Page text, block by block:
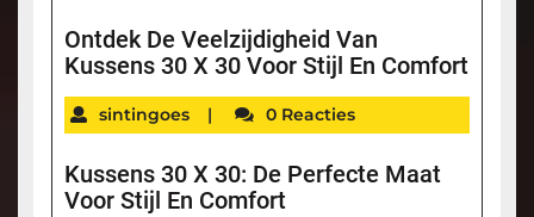
Ontdek De Veelzijdigheid Van
Kussens 30 X 30 Voor Stijl En Comfort
sintingoes | 0 Reacties
Kussens 30 X 30: De Perfecte Maat
Voor Stijl En Comfort